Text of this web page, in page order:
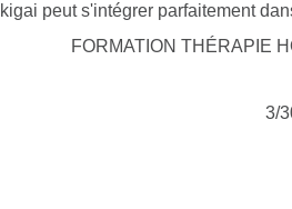
peut s'intégrer parfaitement
FORMATION THÉRAPIE
3/